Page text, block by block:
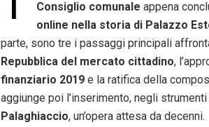
Consiglio comunale appena
online nella storia di Palazzo
parte, sono tre i passaggi principali
Repubblica del mercato cittadino,
finanziario 2019 e la ratifica della
aggiunge poi l’inserimento, negli
Palaghiaccio, un’opera attesa da decenni.